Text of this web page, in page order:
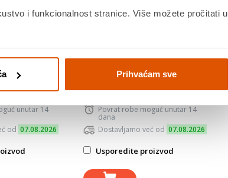
i funkcionalnost stranice. Više možete pročitati u
Prihvaćam sve
Radeon
unutar 14
od 07.08.2026
SSD 1: 512 GB
Model grafičke kartice: AMD
Home
Internet&Office
Povrat robe moguć unutar 14
dana
Dostavljamo već od 07.08.2026
Usporedite proizvod